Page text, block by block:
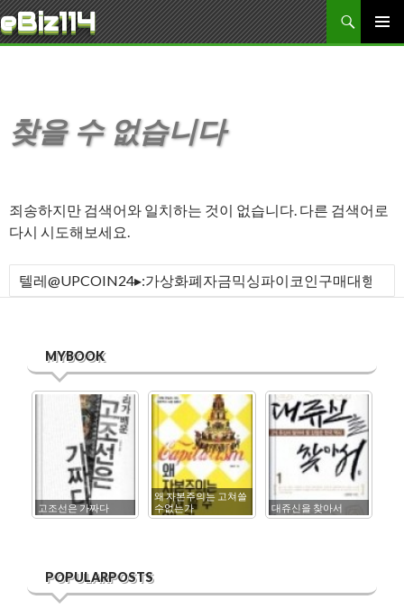
eBiz114
검색
주 메뉴
콘텐츠로 바로가기
찾을 수 없습니다
죄송하지만 검색어와 일치하는 것이 없습니다. 다른 검색어로
다시 시도해보세요.
다음 검색:
MYBOOK
고조선은 가짜다
왜 자본주의는 고쳐쓸
수없는가
대쥬신을 찾아서
POPULARPOSTS